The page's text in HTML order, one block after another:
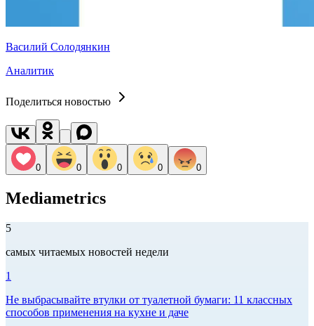
Василий Солодянкин
Аналитик
Поделиться новостью
0 0 0 0 0
Mediametrics
5
самых читаемых новостей недели
1
Не выбрасывайте втулки от туалетной бумаги: 11 классных
способов применения на кухне и даче